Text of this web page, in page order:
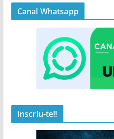
Canal Whatsapp
Inscriu-te!!